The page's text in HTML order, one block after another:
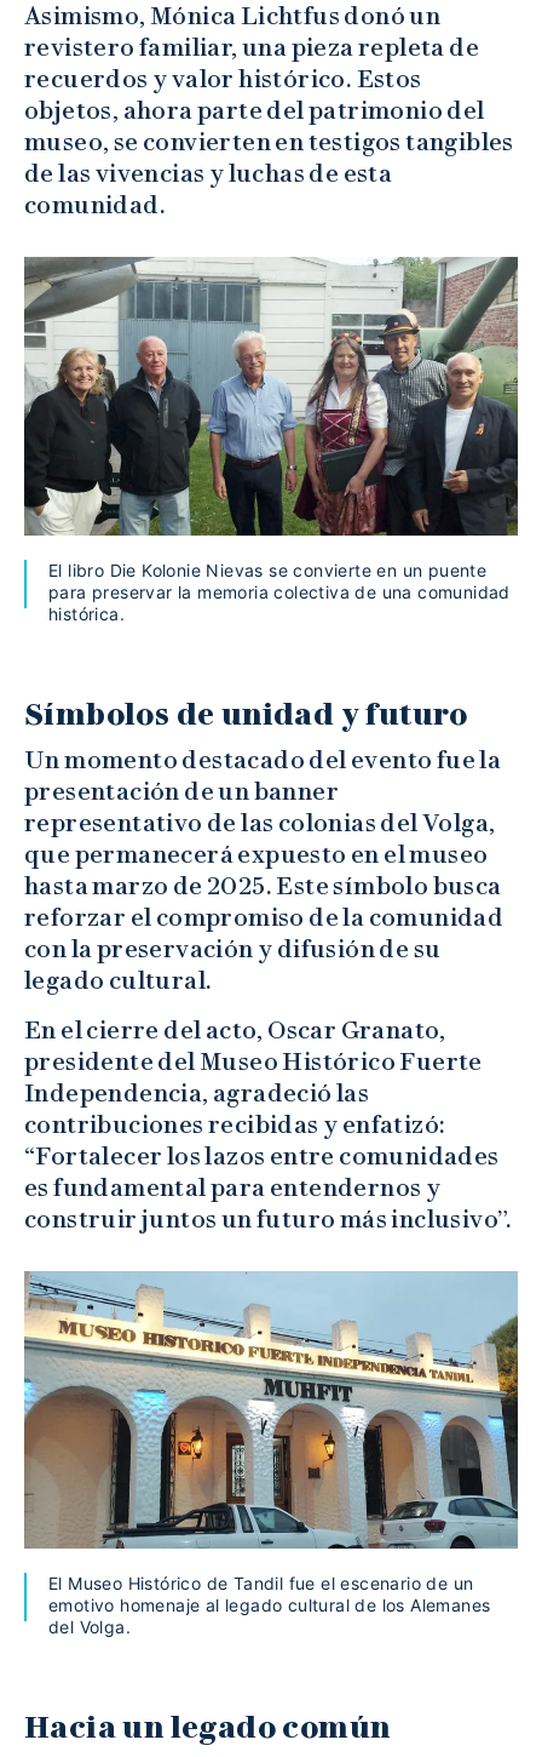
Asimismo, Mónica Lichtfus donó un
revistero familiar, una pieza repleta de
recuerdos y valor histórico. Estos
objetos, ahora parte del patrimonio del
museo, se convierten en testigos tangibles
de las vivencias y luchas de esta
comunidad.
El libro Die Kolonie Nievas se convierte en un puente
para preservar la memoria colectiva de una comunidad
histórica.
Símbolos de unidad y futuro
Un momento destacado del evento fue la
presentación de un banner
representativo de las colonias del Volga,
que permanecerá expuesto en el museo
hasta marzo de 2025. Este símbolo busca
reforzar el compromiso de la comunidad
con la preservación y difusión de su
legado cultural.
En el cierre del acto, Oscar Granato,
presidente del Museo Histórico Fuerte
Independencia, agradeció las
contribuciones recibidas y enfatizó:
“Fortalecer los lazos entre comunidades
es fundamental para entendernos y
construir juntos un futuro más inclusivo”.
El Museo Histórico de Tandil fue el escenario de un
emotivo homenaje al legado cultural de los Alemanes
del Volga.
Hacia un legado común